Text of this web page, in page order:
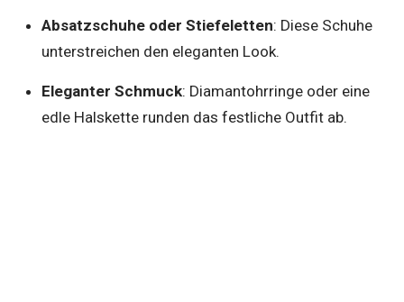
Absatzschuhe oder Stiefeletten: Diese Schuhe
unterstreichen den eleganten Look.
Eleganter Schmuck: Diamantohrringe oder eine
edle Halskette runden das festliche Outfit ab.